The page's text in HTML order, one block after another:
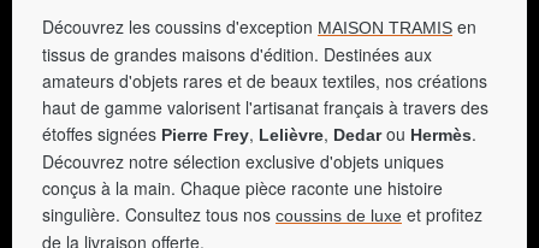
Découvrez les coussins d'exception MAISON TRAMIS en
tissus de grandes maisons d'édition. Destinées aux
amateurs d'objets rares et de beaux textiles, nos créations
haut de gamme valorisent l'artisanat français à travers des
étoffes signées Pierre Frey, Lelièvre, Dedarou Hermès.
Découvrez notre sélection exclusive d'objets uniques
conçus à la main. Chaque pièce raconte une histoire
singulière. Consultez tous nos coussins de luxe et profitez
de la livraison offerte.